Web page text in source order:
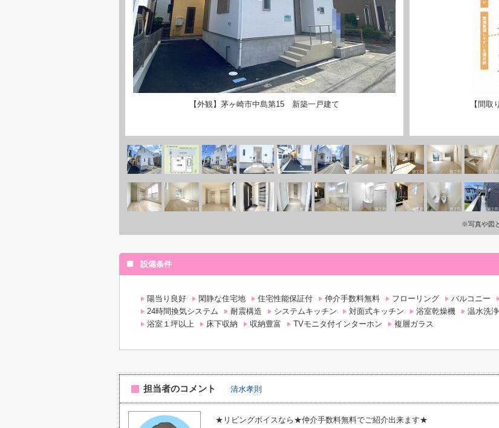
【外観】茅ヶ崎市中島第15 新築一戸建て 【間
※写真や図
設備条件
陽当り良好 閑静な住宅地 住宅性能保証付 仲介手数料無料 フローリング バルコニー
24時間換気システム
耐震構造 システムキッチン 対面式キッチン 浴室乾燥機 温水洗
浴室１坪以上
床下収納 収納豊富 TVモニタ付インターホン 複層ガラス
担当者のコメント 清水孝則
★リビングボイスなら★仲介手数料無料でご紹介出来ます★